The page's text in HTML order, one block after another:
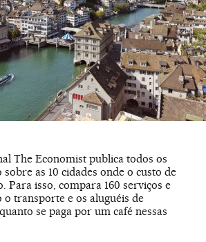
The Economist publica todos os
as 10 cidades onde o custo de
Para isso, compara 160 serviços e
transporte e os aluguéis de
se paga por um café nessas